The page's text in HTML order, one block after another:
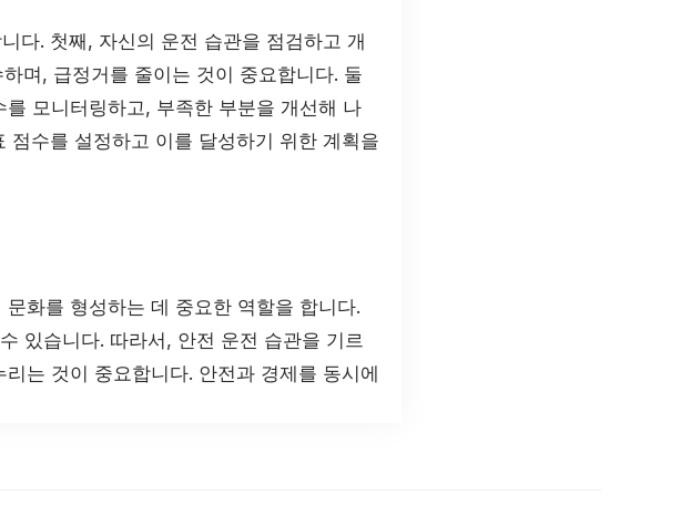
다. 첫째, 자신의 운전 습관을 점검하고 개
며, 급정거를 줄이는 것이 중요합니다. 둘
모니터링하고, 부족한 부분을 개선해 나
수를 설정하고 이를 달성하기 위한 계획을
화를 형성하는 데 중요한 역할을 합니다.
있습니다. 따라서, 안전 운전 습관을 기르
는 것이 중요합니다. 안전과 경제를 동시에